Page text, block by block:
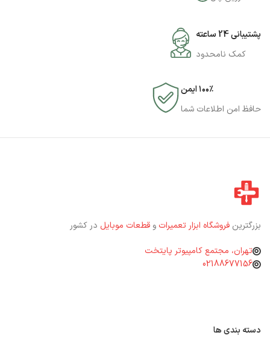
پشتیبانی 24 ساعته
کمک نامحدود
۱۰۰٪ ایمن
حافظ امن اطلاعات شما
بزرگترین فروشگاه ابزار تعمیرات و قطعات موبایل در کشور
تهران، مجتمع کامپیوتر پایتخت
02188677156
دسته بندی ها